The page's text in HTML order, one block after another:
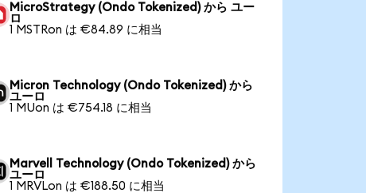
MicroStrategy (Ondo Tokenized) から ユー
ロ
1 MSTRon は €84.89 に相当
Micron Technology (Ondo Tokenized) から
ユーロ
1 MUon は €754.18 に相当
Marvell Technology (Ondo Tokenized) から
ユーロ
1 MRVLon は €188.50 に相当